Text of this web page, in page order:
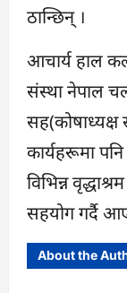
ठान्छिन् ।
आचार्य हाल
संस्था नेपाल
सह‍(कोषाध्यक्ष
कार्यहरूमा पनि
विभिन्न
सहयोग गर्दै
About the